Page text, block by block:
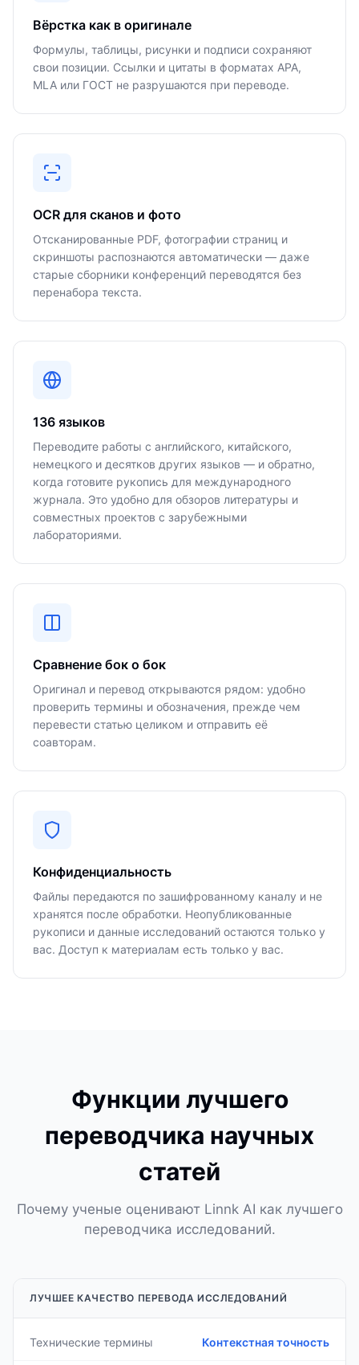
Вёрстка как в оригинале
Формулы, таблицы, рисунки и подписи сохраняют
свои позиции. Ссылки и цитаты в форматах APA,
MLA или ГОСТ не разрушаются при переводе.
OCR для сканов и фото
Отсканированные PDF, фотографии страниц и
скриншоты распознаются автоматически — даже
старые сборники конференций переводятся без
перенабора текста.
136 языков
Переводите работы с английского, китайского,
немецкого и десятков других языков — и обратно,
когда готовите рукопись для международного
журнала. Это удобно для обзоров литературы и
совместных проектов с зарубежными
лабораториями.
Сравнение бок о бок
Оригинал и перевод открываются рядом: удобно
проверить термины и обозначения, прежде чем
перевести статью целиком и отправить её
соавторам.
Конфиденциальность
Файлы передаются по зашифрованному каналу и не
хранятся после обработки. Неопубликованные
рукописи и данные исследований остаются только у
вас. Доступ к материалам есть только у вас.
Функции лучшего
переводчика научных
статей
Почему ученые оценивают Linnk AI как лучшего
переводчика исследований.
ЛУЧШЕЕ КАЧЕСТВО ПЕРЕВОДА ИССЛЕДОВАНИЙ
Технические термины Контекстная точность